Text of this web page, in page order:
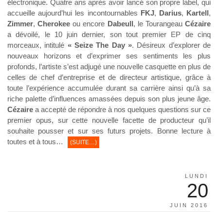
électronique. Quatre ans après avoir lancé son propre label, qui
accueille aujourd’hui les incontournables FKJ, Darius, Kartell,
Zimmer,Cherokee ou encore Dabeull, le TourangeauCézaire
a dévoilé, le 10 juin dernier, son tout premier EP de cinq
morceaux, intitulé « Seize The Day ». Désireux d’explorer de
nouveaux horizons et d’exprimer ses sentiments les plus
profonds, l’artiste s’est adjugé une nouvelle casquette en plus de
celles de chef d’entreprise et de directeur artistique, grâce à
toute l’expérience accumulée durant sa carrière ainsi qu’à sa
riche palette d’influences amassées depuis son plus jeune âge.
Cézaire a accepté de répondre à nos quelques questions sur ce
premier opus, sur cette nouvelle facette de producteur qu’il
souhaite pousser et sur ses futurs projets. Bonne lecture à
toutes et à tous…
(SUITE…)
LUNDI
20
JUIN 2016